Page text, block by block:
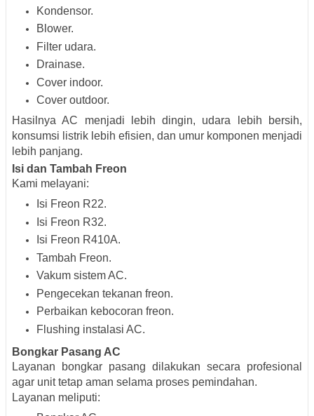
Kondensor.
Blower.
Filter udara.
Drainase.
Cover indoor.
Cover outdoor.
Hasilnya AC menjadi lebih dingin, udara lebih bersih,
konsumsi listrik lebih efisien, dan umur komponen menjadi
lebih panjang.
Isi dan Tambah Freon
Kami melayani:
Isi Freon R22.
Isi Freon R32.
Isi Freon R410A.
Tambah Freon.
Vakum sistem AC.
Pengecekan tekanan freon.
Perbaikan kebocoran freon.
Flushing instalasi AC.
Bongkar Pasang AC
Layanan bongkar pasang dilakukan secara profesional
agar unit tetap aman selama proses pemindahan.
Layanan meliputi: